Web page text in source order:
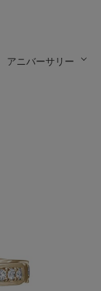
アニバーサリー